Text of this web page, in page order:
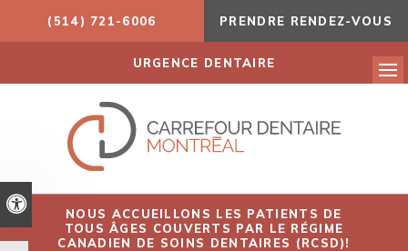
Version accessible
(514) 721-6006 PRENDRE RENDEZ-VOUS
URGENCE DENTAIRE
NOUS ACCUEILLONS LES PATIENTS DE
TOUS ÂGES COUVERTS PAR LE RÉGIME
CANADIEN DE SOINS DENTAIRES (RCSD)!